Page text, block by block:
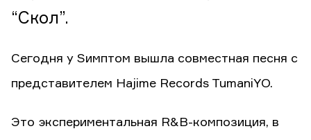
“Скол”.
Сегодня у Sимптом вышла совместная песня с
представителем Hajime Records TumaniYO.
Это экспериментальная R&B-композиция, в